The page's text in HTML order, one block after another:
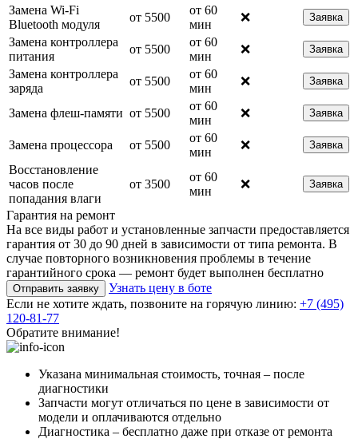
Замена Wi-Fi
Bluetooth модуля
от 5500
от 60
мин
❌ Заявка
Замена контроллера
питания
от 5500
от 60
мин
❌ Заявка
Замена контроллера
заряда
от 5500
от 60
мин
❌ Заявка
Замена флеш-памяти от 5500
от 60
мин
❌ Заявка
Замена процессора от 5500
от 60
мин
❌ Заявка
Восстановление
часов после
попадания влаги
от 3500
от 60
мин
❌ Заявка
Гарантия на ремонт
На все виды работ и установленные запчасти предоставляется
гарантия от 30 до 90 дней в зависимости от типа ремонта. В
случае повторного возникновения проблемы в течение
гарантийного срока — ремонт будет выполнен бесплатно
Отправить заявку
Узнать цену в боте
Если не хотите ждать, позвоните на горячую линию: +7 (495)
120-81-77
Обратите внимание!
Указана минимальная стоимость, точная – после
диагностики
Запчасти могут отличаться по цене в зависимости от
модели и оплачиваются отдельно
Диагностика – бесплатно даже при отказе от ремонта